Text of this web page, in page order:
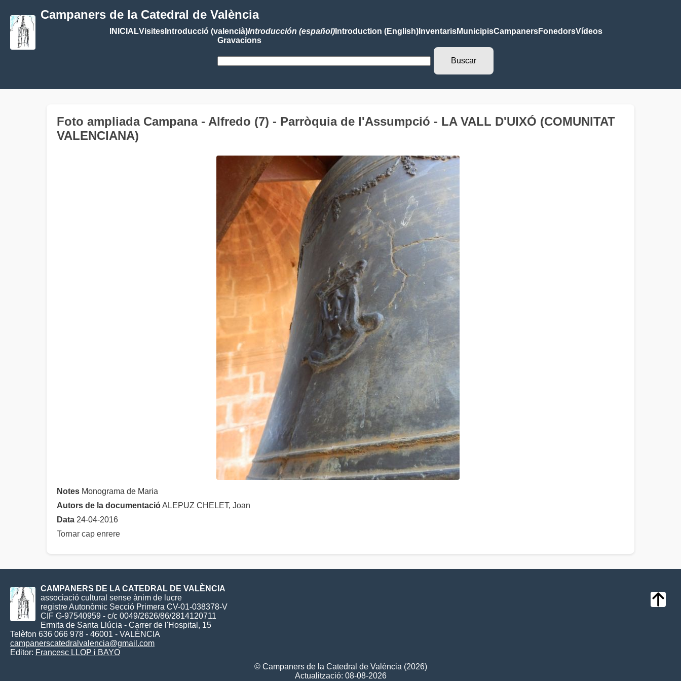
Campaners de la Catedral de València
INICIALVisitesIntroducció (valencià)Introducción (español)Introduction (English)InventarisMunicipisCampanersFonedorsVídeos
Gravacions
Foto ampliada Campana - Alfredo (7) - Parròquia de l'Assumpció - LA VALL D'UIXÓ (COMUNITAT
VALENCIANA)
Notes Monograma de Maria
Autors de la documentacióALEPUZ CHELET, Joan
Data 24-04-2016
Tornar cap enrere
CAMPANERS DE LA CATEDRAL DE VALÈNCIA
associació cultural sense ànim de lucre
registre Autonòmic Secció Primera CV-01-038378-V
CIF G-97540959 - c/c 0049/2626/86/2814120711
Ermita de Santa Llúcia - Carrer de l'Hospital, 15
Telèfon 636 066 978 - 46001 - VALÈNCIA
campanerscatedralvalencia@gmail.com
Editor: Francesc LLOP i BAYO
© Campaners de la Catedral de València (2026)
Actualització: 08-08-2026